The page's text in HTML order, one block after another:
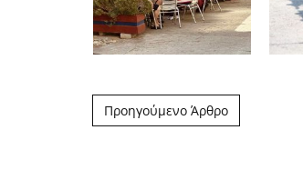
Post navigation
Προηγούμενο Άρθρο